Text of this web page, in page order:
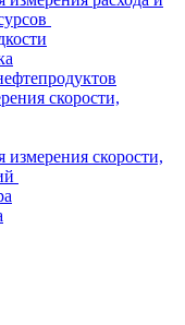
скорости,
скорости,